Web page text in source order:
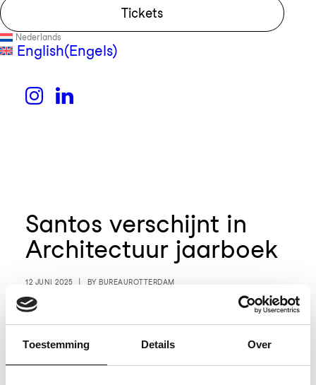
Toestemming Details Over
Tickets
Nederlands
English(Engels)
Santos verschijnt in
Architectuur jaarboek
12 JUNI 2025 BY BUREAUROTTERDAM
Het pakhuis Santos verschijnt in het
2024-2025. Elk jaar blikken de
redacteuren terug op het afgelopen